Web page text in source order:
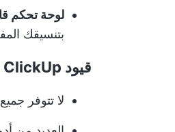
لوحة تحكم
بتنسيقك
قيود ClickUp
لا تتوفر